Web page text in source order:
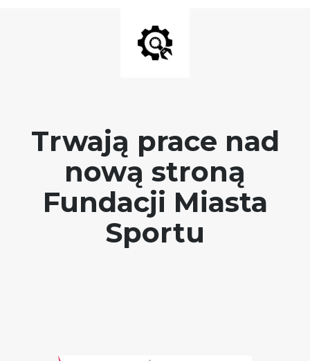
Trwają prace nad
nową stroną
Fundacji Miasta
Sportu